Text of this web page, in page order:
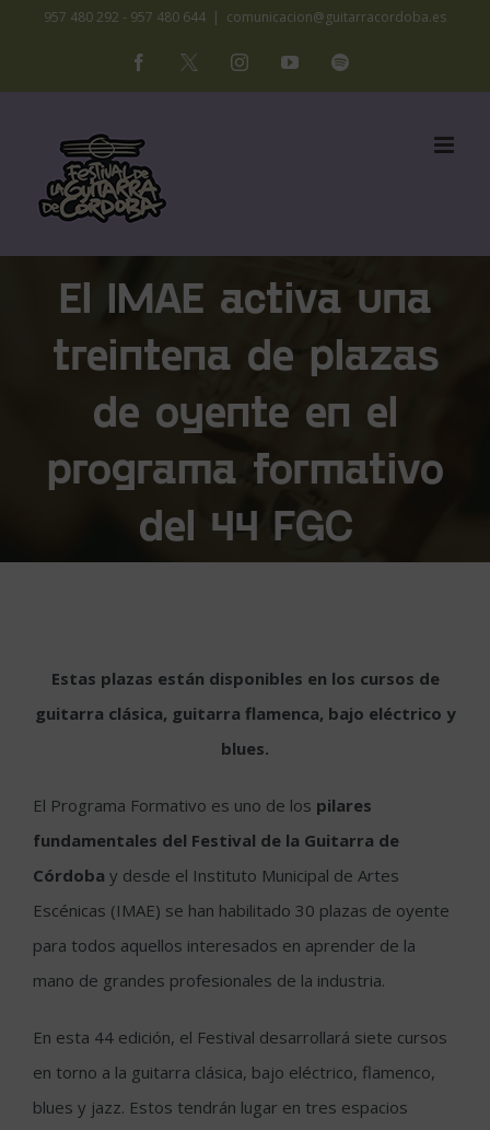
contenido
957 480 292 - 957 480 644 | comunicacion@guitarracordoba.es
Facebook
X InstagramYouTubeSpotify
El IMAE activa una
treintena de plazas
de oyente en el
programa formativo
del 44 FGC
Estas plazas están disponibles en los cursos de
guitarra clásica, guitarra flamenca, bajo eléctrico y
blues.
El Programa Formativo es uno de los pilares
fundamentales del Festival de la Guitarra de
Córdoba y desde el Instituto Municipal de Artes
Escénicas (IMAE) se han habilitado 30 plazas de oyente
para todos aquellos interesados en aprender de la
mano de grandes profesionales de la industria.
En esta 44 edición, el Festival desarrollará siete cursos
en torno a la guitarra clásica, bajo eléctrico, flamenco,
blues y jazz. Estos tendrán lugar en tres espacios